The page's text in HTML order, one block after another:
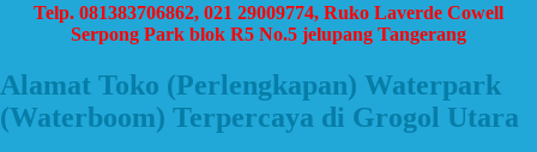
Telp. 081383706862, 021 29009774, Ruko Laverde Cowell
Serpong Park blok R5 No.5 jelupang Tangerang
Alamat Toko (Perlengkapan) Waterpark
(Waterboom) Terpercaya di Grogol Utara